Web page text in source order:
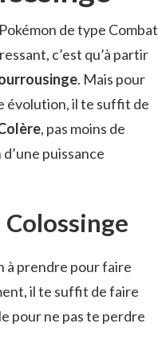
de type Combat
c’est qu’à partir
. Mais pour
évolution, il te suffit de
, pas moins de
puissance
Colossinge
à prendre pour faire
il te suffit de faire
pour ne pas te perdre